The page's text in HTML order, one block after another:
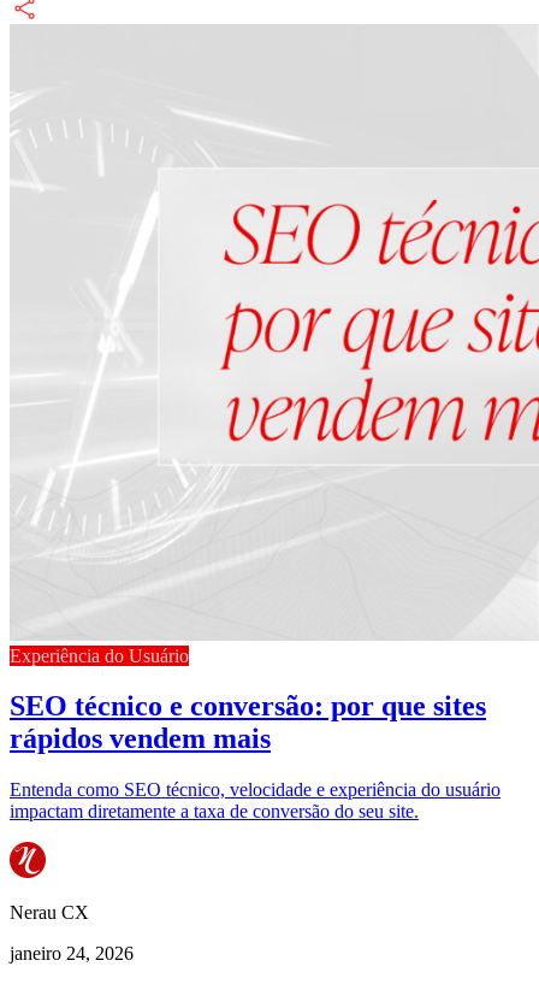
Experiência do Usuário
SEO técnico e conversão: por que sites
rápidos vendem mais
Entenda como SEO técnico, velocidade e experiência do usuário
impactam diretamente a taxa de conversão do seu site.
Nerau CX
janeiro 24, 2026